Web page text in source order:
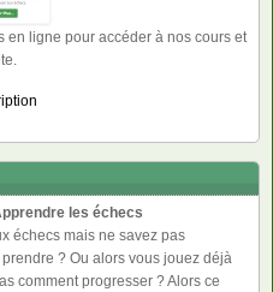
en ligne pour accéder à nos cours et
les échecs
échecs mais ne savez pas
? Ou alors vous jouez déjà
comment progresser ? Alors ce